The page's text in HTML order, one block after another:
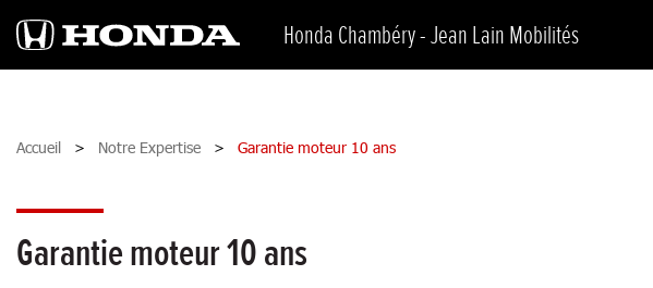
Honda Chambéry - Jean Lain Mobilités
Accueil Notre Expertise Garantie moteur 10 ans
Garantie moteur 10 ans